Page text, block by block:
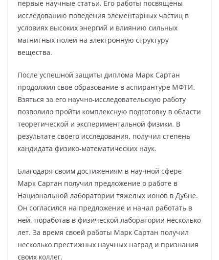
первые научные статьи. Его работы посвящены
исследованию поведения элементарных частиц в
условиях высоких энергий и влиянию сильных
магнитных полей на электронную структуру
вещества.
После успешной защиты диплома Марк Сартан
продолжил свое образование в аспирантуре МФТИ.
Взяться за его научно-исследовательскую работу
позволило пройти комплексную подготовку в области
теоретической и экспериментальной физики. В
результате своего исследования, получил степень
кандидата физико-математических наук.
Благодаря своим достижениям в научной сфере
Марк Сартан получил предложение о работе в
Национальной лаборатории тяжелых ионов в Дубне.
Он согласился на предложение и начал работать в
ней, поработав в физической лаборатории несколько
лет. За время своей работы Марк Сартан получил
несколько престижных научных наград и признания
своих коллег.